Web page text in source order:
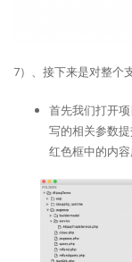
7）、接下来是对整个
首先我们打开
写的相关参数
红色框中的内容